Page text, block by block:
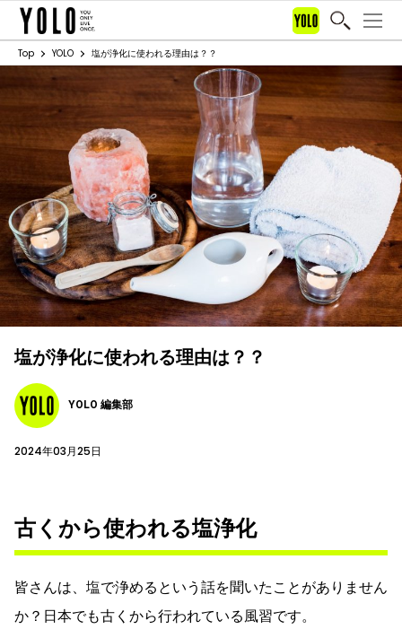
Top YOLO 塩が浄化に使われる理由は？？
塩が浄化に使われる理由は？？
YOLO 編集部
2024年03月25日
古くから使われる塩浄化
皆さんは、塩で浄めるという話を聞いたことがありません
か？日本でも古くから行われている風習です。